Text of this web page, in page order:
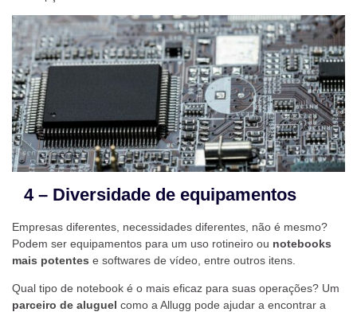
4 – Diversidade de equipamentos
Empresas diferentes, necessidades diferentes, não é mesmo?
Podem ser equipamentos para um uso rotineiro ou notebooks
mais potentes e softwares de vídeo, entre outros itens.
Qual tipo de notebook é o mais eficaz para suas operações? Um
parceiro de aluguel como a Allugg pode ajudar a encontrar a